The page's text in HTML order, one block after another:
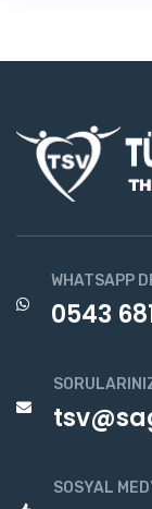
WHATSAPP
0543
SOSYAL